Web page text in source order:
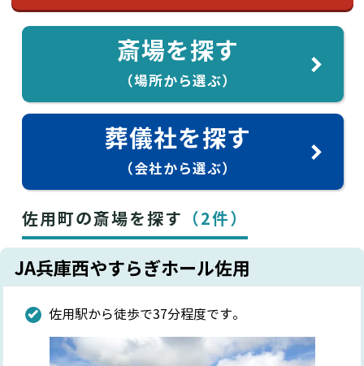
斎場を探す
（場所から選ぶ）
葬儀社を探す
（会社から選ぶ）
佐用町の斎場を探す （2件）
JA兵庫西やすらぎホール佐用
佐用駅から徒歩で37分程度です。